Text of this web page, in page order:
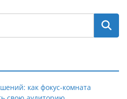
как фокус-комната